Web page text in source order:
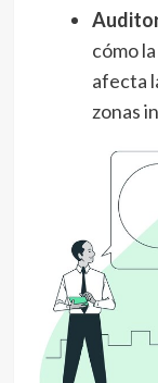
cómo
afecta
zonas